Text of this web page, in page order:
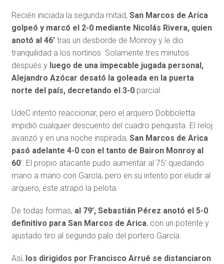
Recién iniciada la segunda mitad, San Marcos de Arica
golpeó y marcó el 2-0 mediante Nicolás Rivera, quien
anotó al 46’tras un desborde de Monroy y le dio
tranquilidad a los nortinos. Solamente tres minutos
después y luego de una impecable jugada personal,
Alejandro Azócar desató la goleada en la puerta
norte del país, decretando el 3-0parcial.
UdeC intentó reaccionar, pero el arquero Dobboletta
impidió cualquier descuento del cuadro penquista. El reloj
avanzó y en una noche inspirada, San Marcos de Arica
pasó adelante 4-0 con el tanto de Bairon Monroy al
60’. El propio atacante pudo aumentar al 75’ quedando
mano a mano con García, pero en su intento por eludir al
arquero, éste atrapó la pelota.
De todas formas, al 79’, Sebastián Pérez anotó el 5-0
definitivo para San Marcos de Arica, con un potente y
ajustado tiro al segundo palo del portero García.
Así, los dirigidos por Francisco Arrué se distanciaron